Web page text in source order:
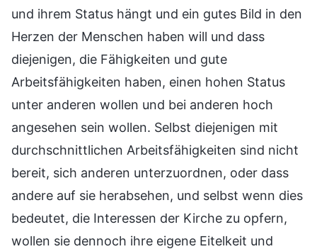
und ihrem Status hängt und ein gutes Bild in den
Herzen der Menschen haben will und dass
diejenigen, die Fähigkeiten und gute
Arbeitsfähigkeiten haben, einen hohen Status
unter anderen wollen und bei anderen hoch
angesehen sein wollen. Selbst diejenigen mit
durchschnittlichen Arbeitsfähigkeiten sind nicht
bereit, sich anderen unterzuordnen, oder dass
andere auf sie herabsehen, und selbst wenn dies
bedeutet, die Interessen der Kirche zu opfern,
wollen sie dennoch ihre eigene Eitelkeit und